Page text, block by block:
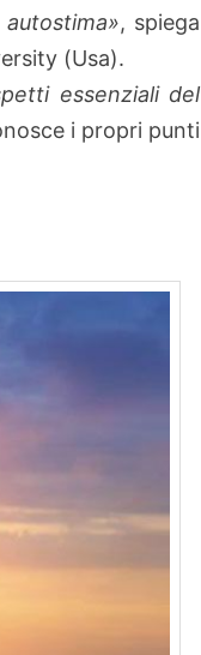
, spiega
(Usa).
essenziali del
i propri punti